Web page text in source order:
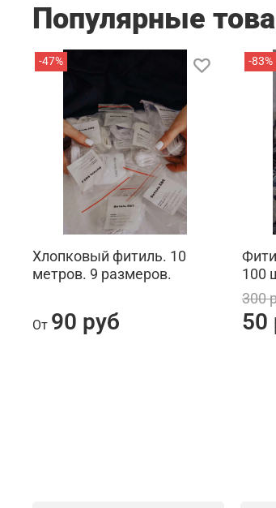
Популярные
-47%
Хлопковый фитиль. 10
метров. 9 размеров.
От 90 руб
-83%
100
300
50